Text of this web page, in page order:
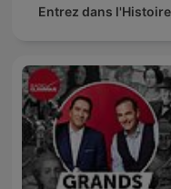
Entrez dans l'Histoire